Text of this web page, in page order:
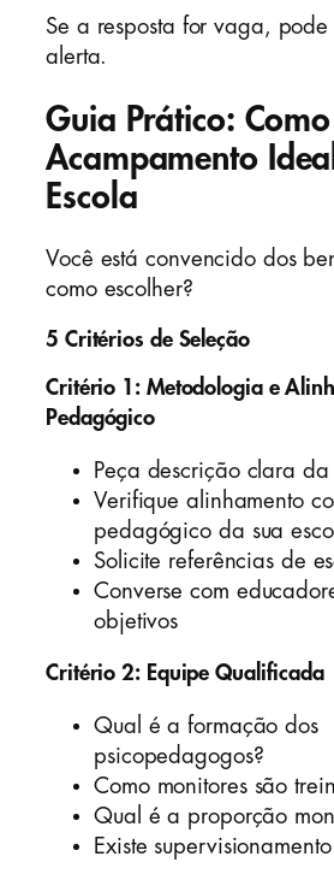
Se a resposta for vaga, pode
alerta.
Guia Prático:
Acampamento
Escola
Você está convencido dos
como escolher?
5 Critérios de Seleção
Critério 1: Metodologia e
Pedagógico
Peça descrição clara
Verifique alinhamento
pedagógico da sua
Solicite referências de
Converse com
objetivos
Critério 2: Equipe Qualificada
Qual é a formação dos
psicopedagogos?
Como monitores são
Qual é a proporção
Existe